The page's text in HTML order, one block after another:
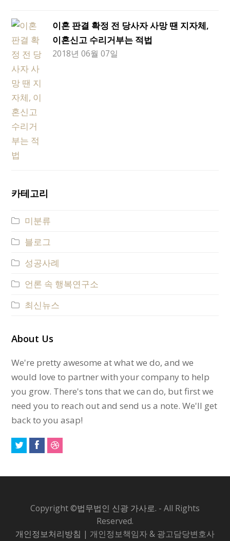
이혼 판결 확정 전 당사자 사망 땐 지자체,
이혼신고 수리거부는 적법
2018년 06월 07일
카테고리
미분류
블로그
성공사례
언론 속 행복연구소
최신뉴스
About Us
We're pretty awesome at what we do, and we
would love to partner with your company to help
you grow. There's tons that we can do, but first we
need you to reach out and send us a note. We'll get
back to you asap!
Copyright ©법무법인 신광 가사로. - All Rights
Reserved.
개인정보처리방침 | 개인정보책임자 & 광고담당변호사